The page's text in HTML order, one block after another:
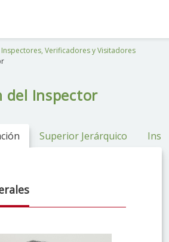
Verificadores y Visitadores
del Inspector
Superior Jerárquico